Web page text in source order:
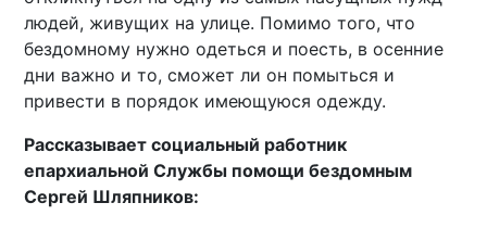
людей, живущих на улице. Помимо того, что
бездомному нужно одеться и поесть, в осенние
дни важно и то, сможет ли он помыться и
привести в порядок имеющуюся одежду.
Рассказывает социальный работник
епархиальной Службы помощи бездомным
Сергей Шляпников: